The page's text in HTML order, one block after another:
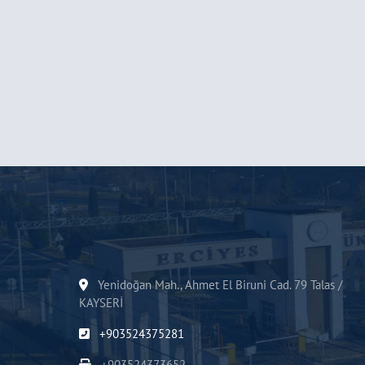
Yenidoğan Mah., Ahmet El Biruni Cad. 79 Talas /
KAYSERİ
+903524375281